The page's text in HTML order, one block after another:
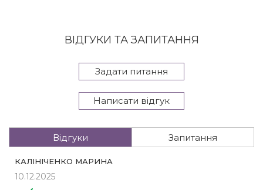
ВІДГУКИ ТА ЗАПИТАННЯ
Задати питання
Написати відгук
Відгуки Запитання
КАЛІНІЧЕНКО МАРИНА
10.12.2025